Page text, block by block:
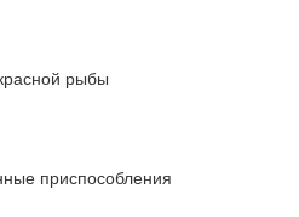
рыбы
приспособления